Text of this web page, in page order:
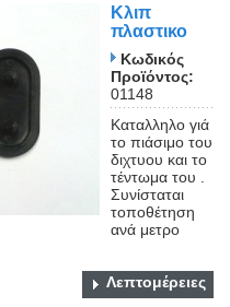
Κλιπ
πλαστικο
Κωδικός
Προϊόντος:
01148
Καταλληλο γιά
το πιάσιμο του
διχτυου και το
τέντωμα του .
Συνίσταται
τοποθέτηση
ανά μετρο
Λεπτομέρειες